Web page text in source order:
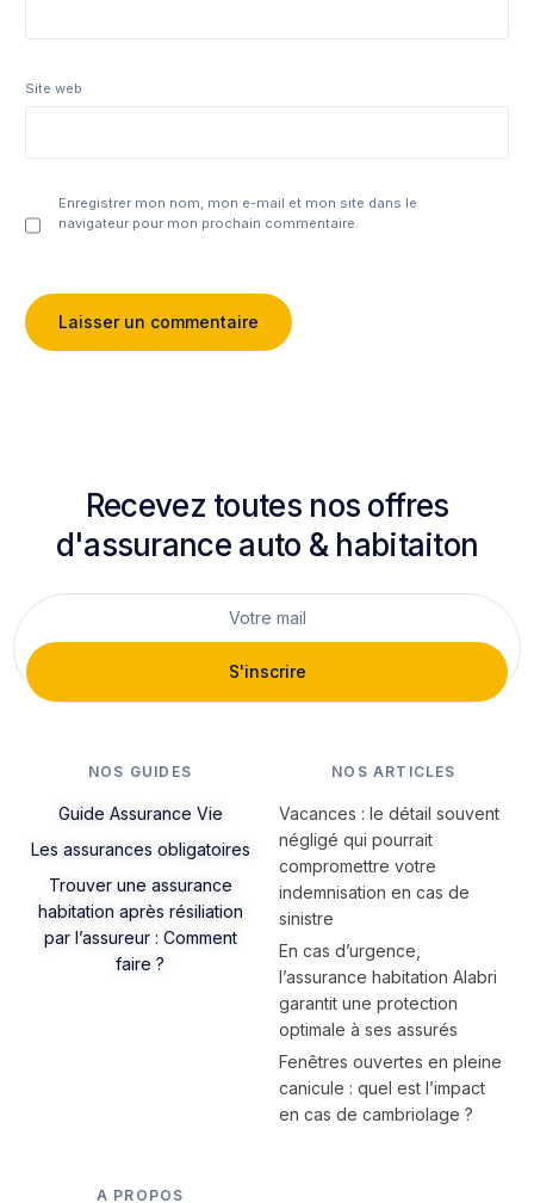
Site web
Enregistrer mon nom, mon e-mail et mon site dans le
navigateur pour mon prochain commentaire.
Recevez toutes nos offres
d'assurance auto & habitaiton
S'inscrire
NOS GUIDES
Guide Assurance Vie
Les assurances obligatoires
Trouver une assurance
habitation après résiliation
par l’assureur : Comment
faire ?
NOS ARTICLES
Vacances : le détail souvent
négligé qui pourrait
compromettre votre
indemnisation en cas de
sinistre
En cas d’urgence,
l’assurance habitation Alabri
garantit une protection
optimale à ses assurés
Fenêtres ouvertes en pleine
canicule : quel est l’impact
en cas de cambriolage ?
A PROPOS